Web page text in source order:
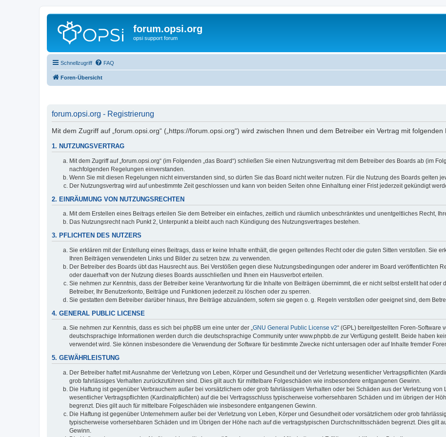
forum.opsi.org
opsi support forum
Schnellzugriff FAQ
Foren-Übersicht
forum.opsi.org - Registrierung
Mit dem Zugriff auf „forum.opsi.org“ („https://forum.opsi.org“) wird zwischen Ihnen und dem Betreiber ein Vertrag mit
1. NUTZUNGSVERTRAG
Mit dem Zugriff auf „forum.opsi.org“ (im Folgenden „das Board“) schließen Sie einen Nutzungsvertrag mit dem Betreiber des Boards ab (im
nachfolgenden Regelungen einverstanden.
Wenn Sie mit diesen Regelungen nicht einverstanden sind, so dürfen Sie das Board nicht weiter nutzen. Für die Nutzung des Boards gelten
Der Nutzungsvertrag wird auf unbestimmte Zeit geschlossen und kann von beiden Seiten ohne Einhaltung einer Frist jederzeit gekündigt
2. EINRÄUMUNG VON NUTZUNGSRECHTEN
Mit dem Erstellen eines Beitrags erteilen Sie dem Betreiber ein einfaches, zeitlich und räumlich unbeschränktes und unentgeltliches Recht,
Das Nutzungsrecht nach Punkt 2, Unterpunkt a bleibt auch nach Kündigung des Nutzungsvertrages bestehen.
3. PFLICHTEN DES NUTZERS
Sie erklären mit der Erstellung eines Beitrags, dass er keine Inhalte enthält, die gegen geltendes Recht oder die guten Sitten verstoßen. Sie
Ihren Beiträgen verwendeten Links und Bilder zu setzen bzw. zu verwenden.
Der Betreiber des Boards übt das Hausrecht aus. Bei Verstößen gegen diese Nutzungsbedingungen oder anderer im Board veröffentlichten
oder dauerhaft von der Nutzung dieses Boards ausschließen und Ihnen ein Hausverbot erteilen.
Sie nehmen zur Kenntnis, dass der Betreiber keine Verantwortung für die Inhalte von Beiträgen übernimmt, die er nicht selbst erstellt hat
Betreiber, Ihr Benutzerkonto, Beiträge und Funktionen jederzeit zu löschen oder zu sperren.
Sie gestatten dem Betreiber darüber hinaus, Ihre Beiträge abzuändern, sofern sie gegen o. g. Regeln verstoßen oder geeignet sind, dem
4. GENERAL PUBLIC LICENSE
Sie nehmen zur Kenntnis, dass es sich bei phpBB um eine unter der „GNU General Public License v2“ (GPL) bereitgestellten Foren-Software
deutschsprachige Informationen werden durch die deutschsprachige Community unter www.phpbb.de zur Verfügung gestellt. Beide haben
verwendet wird. Sie können insbesondere die Verwendung der Software für bestimmte Zwecke nicht untersagen oder auf Inhalte fremder
5. GEWÄHRLEISTUNG
Der Betreiber haftet mit Ausnahme der Verletzung von Leben, Körper und Gesundheit und der Verletzung wesentlicher Vertragspflichten
grob fahrlässiges Verhalten zurückzuführen sind. Dies gilt auch für mittelbare Folgeschäden wie insbesondere entgangenen Gewinn.
Die Haftung ist gegenüber Verbrauchern außer bei vorsätzlichem oder grob fahrlässigem Verhalten oder bei Schäden aus der Verletzung
wesentlicher Vertragspflichten (Kardinalpflichten) auf die bei Vertragsschluss typischerweise vorhersehbaren Schäden und im übrigen der
begrenzt. Dies gilt auch für mittelbare Folgeschäden wie insbesondere entgangenen Gewinn.
Die Haftung ist gegenüber Unternehmern außer bei der Verletzung von Leben, Körper und Gesundheit oder vorsätzlichem oder grob
typischerweise vorhersehbaren Schäden und im Übrigen der Höhe nach auf die vertragstypischen Durchschnittsschäden begrenzt. Dies gilt
Gewinn.